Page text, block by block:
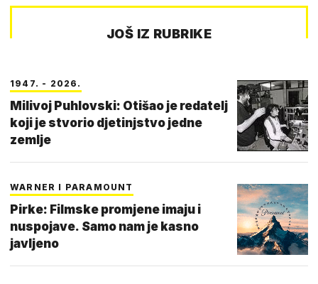
JOŠ IZ RUBRIKE
1947. - 2026.
Milivoj Puhlovski: Otišao je redatelj
koji je stvorio djetinjstvo jedne
zemlje
WARNER I PARAMOUNT
Pirke: Filmske promjene imaju i
nuspojave. Samo nam je kasno
javljeno